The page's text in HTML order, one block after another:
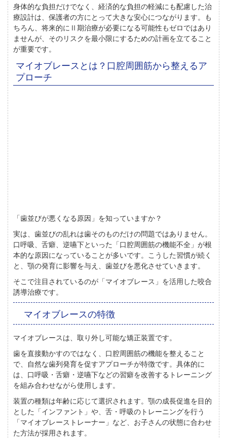
身体的な負担だけでなく、経済的な負担の軽減にも配慮した治
療設計は、保護者の方にとって大きな安心につながります。も
ちろん、将来的にⅡ期治療が必要になる可能性もゼロではあり
ませんが、そのリスクを最小限にするための計画を立てること
が重要です。
マイオブレースとは？口腔周囲筋から整えるア
プローチ
「歯並びが悪くなる原因」を知っていますか？
実は、歯並びの乱れは歯そのものだけの問題ではありません。
口呼吸、舌癖、逆嚥下といった「口腔周囲筋の機能不全」が根
本的な原因になっていることが多いです。こうした習慣が続く
と、顎の発育に影響を与え、歯並びを悪化させていきます。
そこで注目されているのが「マイオブレース」を活用した咬合
誘導治療です。
マイオブレースの特徴
マイオブレースは、取り外し可能な矯正装置です。
歯を直接動かすのではなく、口腔周囲筋の機能を整えること
で、自然な歯列発育を促すアプローチが特徴です。具体的に
は、口呼吸・舌癖・逆嚥下などの習癖を改善するトレーニング
を組み合わせながら使用します。
装置の種類は年齢に応じて選択されます。顎の成長促進を目的
とした「インファント」や、舌・呼吸のトレーニングを行う
「マイオブレーストレーナー」など、お子さんの状態に合わせ
た方法が採用されます。